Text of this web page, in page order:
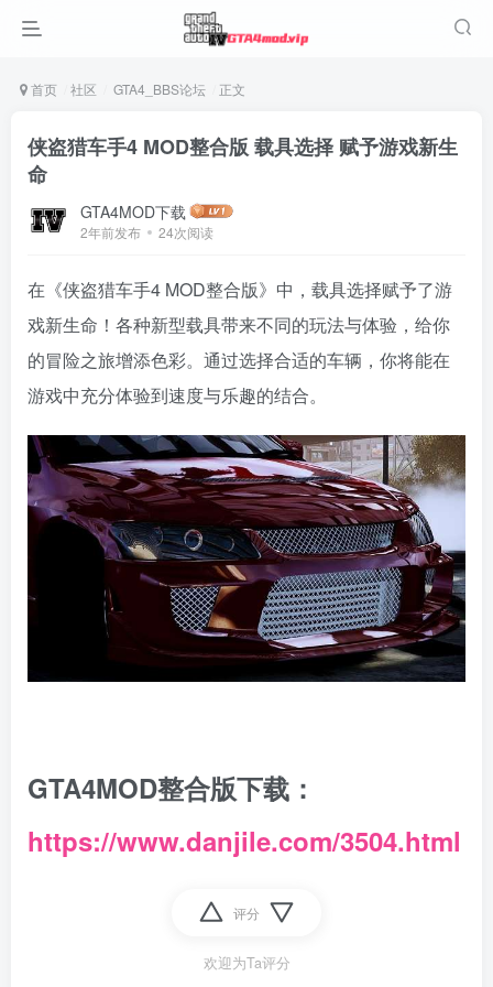
首页 社区 GTA4_BBS论坛 正文
侠盗猎车手4 MOD整合版 载具选择 赋予游戏新生
命
GTA4MOD下载
2年前发布 24次阅读
在《侠盗猎车手4 MOD整合版》中，载具选择赋予了游
戏新生命！各种新型载具带来不同的玩法与体验，给你
的冒险之旅增添色彩。通过选择合适的车辆，你将能在
游戏中充分体验到速度与乐趣的结合。
GTA4MOD整合版下载：
https://www.danjile.com/3504.html
评分
欢迎为Ta评分